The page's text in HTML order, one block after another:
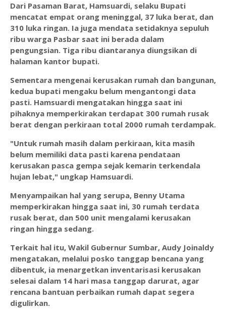
Dari Pasaman Barat, Hamsuardi, selaku Bupati
mencatat empat orang meninggal, 37 luka berat, dan
310 luka ringan. Ia juga mendata setidaknya sepuluh
ribu warga Pasbar saat ini berada dalam
pengungsian. Tiga ribu diantaranya diungsikan di
halaman kantor bupati.
Sementara mengenai kerusakan rumah dan bangunan,
kedua bupati mengaku belum mengantongi data
pasti. Hamsuardi mengatakan hingga saat ini
pihaknya memperkirakan terdapat 300 rumah rusak
berat dengan perkiraan total 2000 rumah terdampak.
"Untuk rumah masih dalam perkiraan, kita masih
belum memiliki data pasti karena pendataan
kerusakan pasca gempa sejak kemarin terkendala
hujan lebat," ungkap Hamsuardi.
Menyampaikan hal yang serupa, Benny Utama
memperkirakan hingga saat ini, 30 rumah terdata
rusak berat, dan 500 unit mengalami kerusakan
ringan hingga sedang.
Terkait hal itu, Wakil Gubernur Sumbar, Audy Joinaldy
mengatakan, melalui posko tanggap bencana yang
dibentuk, ia menargetkan inventarisasi kerusakan
selesai dalam 14 hari masa tanggap darurat, agar
rencana bantuan perbaikan rumah dapat segera
digulirkan.